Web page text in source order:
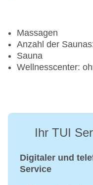
Massagen
Anzahl der
Sauna
Wellnesscenter:
Ihr TUI
Digitaler und
Service